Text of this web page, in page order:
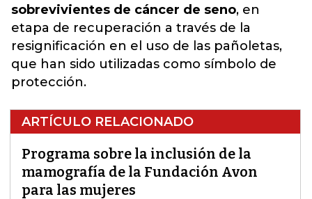
sobrevivientes de cáncer de seno, en
etapa de recuperación a través de la
resignificación en el uso de las pañoletas,
que han sido utilizadas como símbolo de
protección.
ARTÍCULO RELACIONADO
Programa sobre la inclusión de la
mamografía de la Fundación Avon
para las mujeres